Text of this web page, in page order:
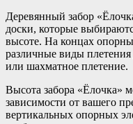
Деревянный забор
доски, которые
высоте. На концах
различные виды плетения
или шахматное плетение.
Высота забора «Ёлочка»
зависимости от вашего
вертикальных опорных